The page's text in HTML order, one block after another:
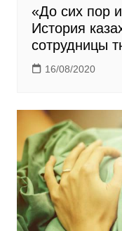
«До сих пор
История
сотрудницы
16/08/2020